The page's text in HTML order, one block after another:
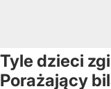
Tyle dzieci
Porażający